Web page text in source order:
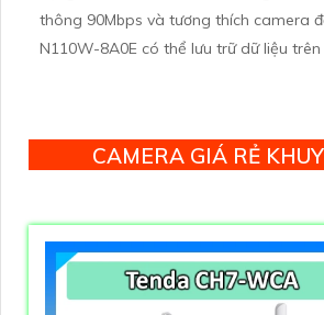
thông 90Mbps và tương thích camera
N110W-8A0E có thể lưu trữ dữ liệu trên
CAMERA GIÁ RẺ